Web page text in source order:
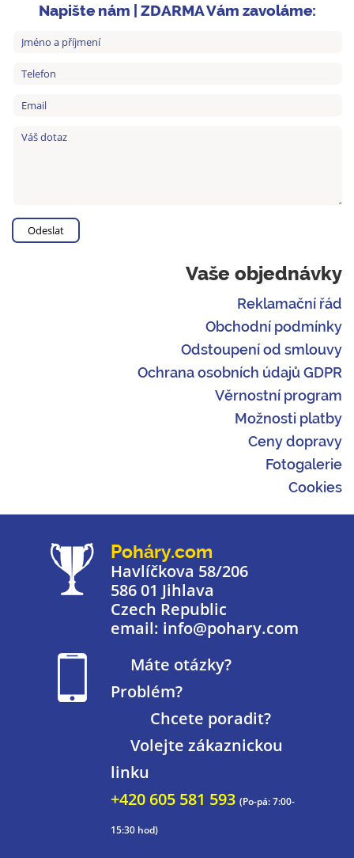
Napište nám | ZDARMA Vám zavoláme:
Vaše objednávky
Reklamační řád
Obchodní podmínky
Odstoupení od smlouvy
Ochrana osobních údajů GDPR
Věrnostní program
Možnosti platby
Ceny dopravy
Fotogalerie
Cookies
Poháry.com
Havlíčkova 58/206
586 01 Jihlava
Czech Republic
email: info@pohary.com
Máte otázky?
Problém?
Chcete poradit?
Volejte zákaznickou
linku
+420 605 581 593 (Po-pá: 7:00-
15:30 hod)